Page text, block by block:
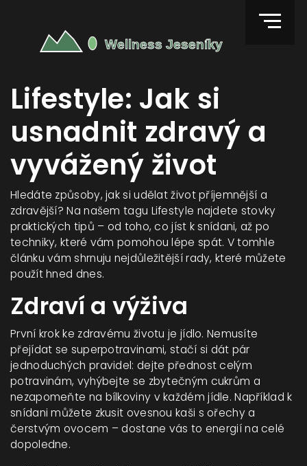
Lifestyle: Jak si
usnadnit zdravý a
vyvážený život
Hledáte způsoby, jak si udělat život příjemnější a
zdravější? Na našem tagu Lifestyle najdete stovky
praktických tipů – od toho, co jíst k snídani, až po
techniky, které vám pomohou lépe spát. V tomhle
článku vám shrnuju nejdůležitější rady, které můžete
použít hned dnes.
Zdraví a výživa
První krok ke zdravému životu je jídlo. Nemusíte
přejídat se superpotravinami, stačí si dát pár
jednoduchých pravidel: dejte přednost celým
potravinám, vyhýbejte se zbytečným cukrům a
nezapomeňte na bílkoviny v každém jídle. Například k
snídani můžete zkusit ovesnou kaši s ořechy a
čerstvým ovocem – dostane vás to energií na celé
dopoledne.